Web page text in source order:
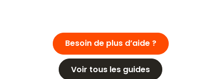
Besoin de plus d’aide ?
Voir tous les guides